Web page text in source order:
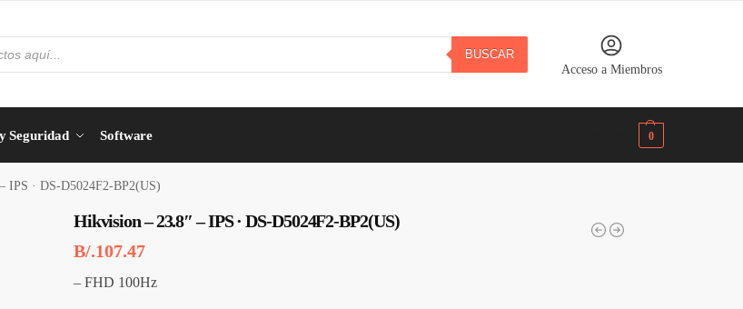
BUSCAR
Acceso a Miembros
Seguridad Software 0
IPS · DS-D5024F2-BP2(US)
Hikvision – 23.8″ – IPS · DS-D5024F2-BP2(US)
B/.107.47
– FHD 100Hz